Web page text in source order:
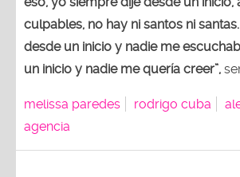
culpables, no hay ni santos ni
desde un inicio y nadie me
un inicio y nadie me quería creer”,
melissa paredes rodrigo cuba
agencia